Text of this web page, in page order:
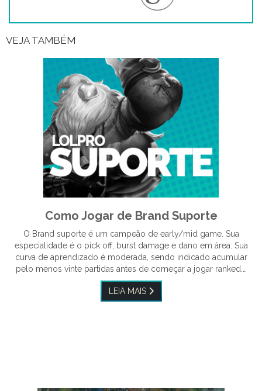
VEJA TAMBÉM
Como Jogar de Brand Suporte
O Brand suporte é um campeão de early/mid game. Sua
especialidade é o pick off, burst damage e dano em área. Sua
curva de aprendizado é moderada, sendo indicado acumular
pelo menos vinte partidas antes de começar a jogar ranked.…
LEIA MAIS